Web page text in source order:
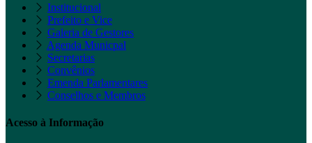
Institucional
Prefeito e Vice
Galeria de Gestores
Agenda Municpal
Secretarias
Convênios
Emenda Parlamentares
Conselhos e Membros
Acesso à Informação